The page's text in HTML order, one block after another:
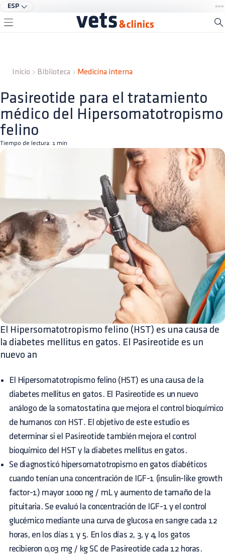
ESP
Inicio Biblioteca Medicina interna
Pasireotide para el tratamiento
médico del Hipersomatotropismo
felino
Tiempo de lectura: 1 min
El Hipersomatotropismo felino (HST) es una causa de
la diabetes mellitus en gatos. El Pasireotide es un
nuevo an
El Hipersomatotropismo felino (HST) es una causa de la
diabetes mellitus en gatos. El Pasireotide es un nuevo
análogo de la somatostatina que mejora el control bioquímico
de humanos con HST. El objetivo de este estudio es
determinar si el Pasireotide también mejora el control
bioquímico del HST y la diabetes mellitus en gatos.
Se diagnosticó hipersomatotropismo en gatos diabéticos
cuando tenían una concentración de IGF-1 (insulin-like growth
factor-1) mayor 1000 ng / mL y aumento de tamaño de la
pituitaria. Se evaluó la concentración de IGF-1 y el control
glucémico mediante una curva de glucosa en sangre cada 12
horas, en los días 1 y 5. En los días 2, 3, y 4, los gatos
recibieron 0,03 mg / kg SC de Pasireotide cada 12 horas.